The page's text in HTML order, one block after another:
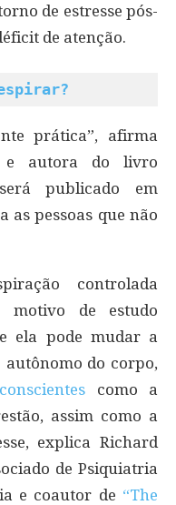
de estresse pós-
de atenção.
prática”, afirma
e autora do livro
publicado em
as pessoas que não
controlada
de estudo
ela pode mudar a
autônomo do corpo,
como a
assim como a
explica Richard
de Psiquiatria
e coautor de “The